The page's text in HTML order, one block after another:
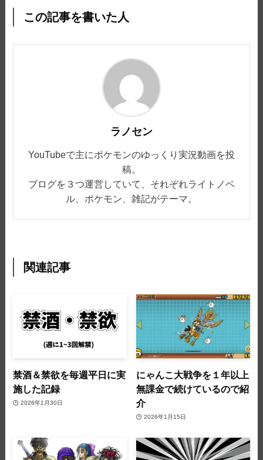
この記事を書いた人
ラノセン
YouTubeで主にポケモンのゆっくり実況動画を投
稿。
ブログを３つ運営していて、それぞれライトノベ
ル、ポケモン、雑記がテーマ。
関連記事
禁酒＆禁欲を毎週平日に実
施した記録
2026年1月30日
にゃんこ大戦争を１年以上
無課金で続けているので紹
介
2026年1月15日